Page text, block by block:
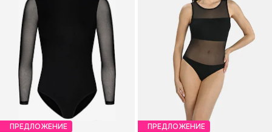
ПРЕДЛОЖЕНИЕ ПРЕДЛОЖЕНИЕ